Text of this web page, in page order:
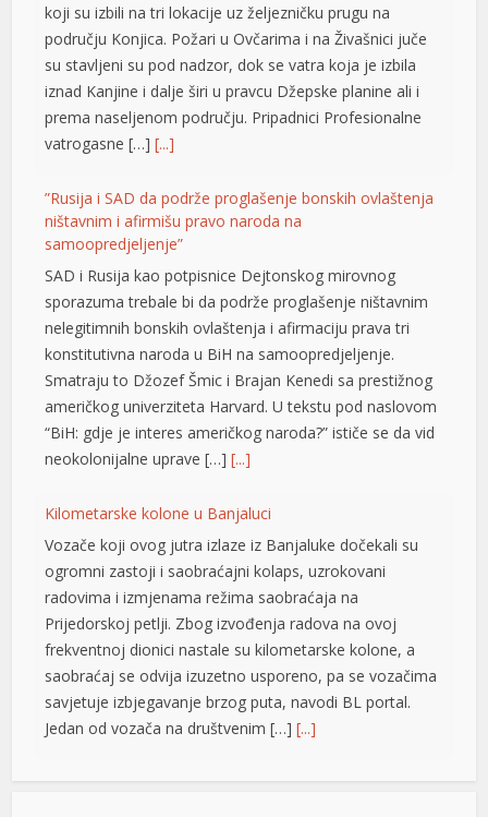
koji su izbili na tri lokacije uz željezničku prugu na
području Konjica. Požari u Ovčarima i na Živašnici juče
su stavljeni su pod nadzor, dok se vatra koja je izbila
iznad Kanjine i dalje širi u pravcu Džepske planine ali i
prema naseljenom području. Pripadnici Profesionalne
vatrogasne […][...]
”Rusija i SAD da podrže proglašenje bonskih ovlaštenja
ništavnim i afirmišu pravo naroda na
samoopredjeljenje”
SAD i Rusija kao potpisnice Dejtonskog mirovnog
sporazuma trebale bi da podrže proglašenje ništavnim
nelegitimnih bonskih ovlaštenja i afirmaciju prava tri
konstitutivna naroda u BiH na samoopredjeljenje.
Smatraju to Džozef Šmic i Brajan Kenedi sa prestižnog
američkog univerziteta Harvard. U tekstu pod naslovom
“BiH: gdje je interes američkog naroda?” ističe se da vid
neokolonijalne uprave […][...]
Kilometarske kolone u Banjaluci
Vozače koji ovog jutra izlaze iz Banjaluke dočekali su
ogromni zastoji i saobraćajni kolaps, uzrokovani
radovima i izmjenama režima saobraćaja na
Prijedorskoj petlji. Zbog izvođenja radova na ovoj
frekventnoj dionici nastale su kilometarske kolone, a
saobraćaj se odvija izuzetno usporeno, pa se vozačima
savjetuje izbjegavanje brzog puta, navodi BL portal.
Jedan od vozača na društvenim […][...]
Pripremite kišobrane: Nakon vrelog dana stižu pljuskovi i